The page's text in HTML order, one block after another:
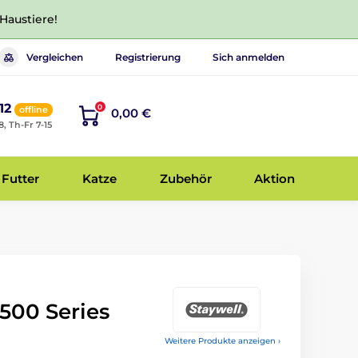
Vergleichen Registrierung Sich anmelden
offline
Th-Fr 7-15
0 0,00 €
Futter Katze Zubehör Aktion
Weitere Produkte anzeigen ›
Series